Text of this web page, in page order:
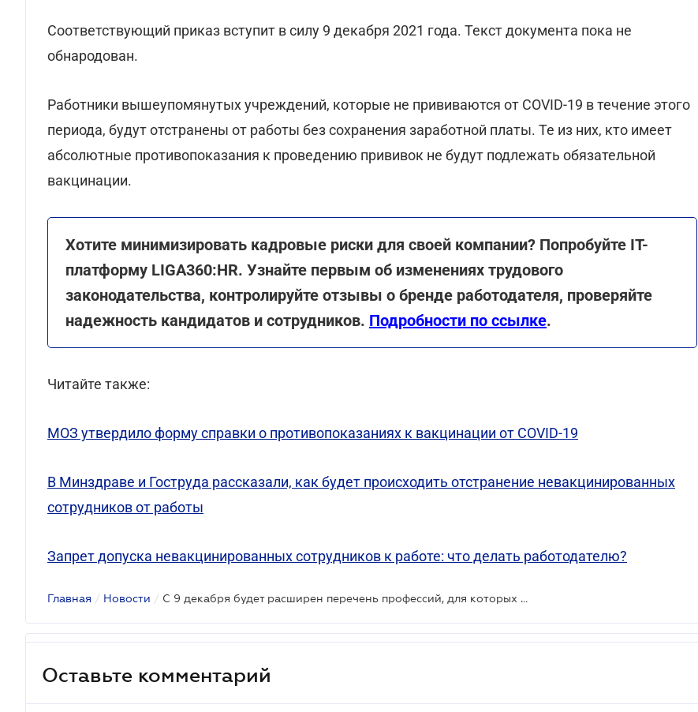
Соответствующий приказ вступит в силу 9 декабря 2021 года. Текст документа пока не
обнародован.
Работники вышеупомянутых учреждений, которые не прививаются от COVID-19 в течение этого
периода, будут отстранены от работы без сохранения заработной платы. Те из них, кто имеет
абсолютные противопоказания к проведению прививок не будут подлежать обязательной
вакцинации.
Хотите минимизировать кадровые риски для своей компании? Попробуйте IT-
платформу LIGA360:HR. Узнайте первым об изменениях трудового
законодательства, контролируйте отзывы о бренде работодателя, проверяйте
надежность кандидатов и сотрудников. Подробности по ссылке.
Читайте также:
МОЗ утвердило форму справки о противопоказаниях к вакцинации от COVID-19
В Минздраве и Гоструда рассказали, как будет происходить отстранение невакцинированных
сотрудников от работы
Запрет допуска невакцинированных сотрудников к работе: что делать работодателю?
Главная / Новости / С 9 декабря будет расширен перечень профессий, для которых прививка от COVID-19 является обязательной
Оставьте комментарий